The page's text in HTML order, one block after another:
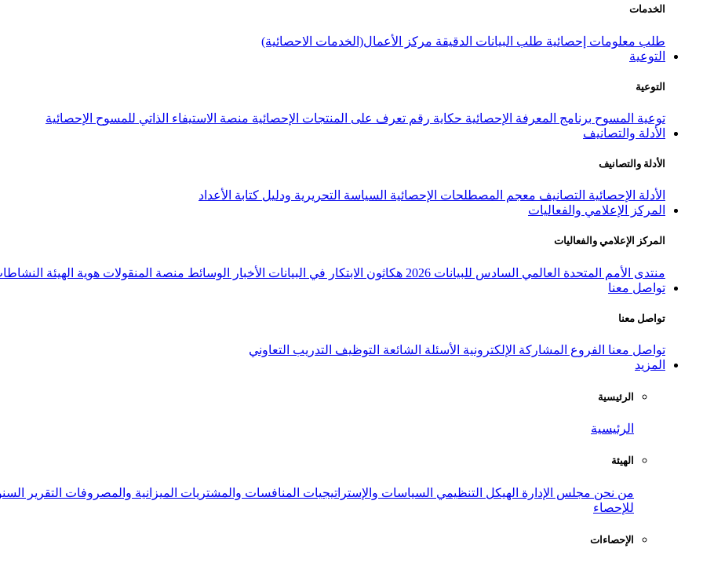
الخدمات
طلب معلومات إحصائية طلب البيانات الدقيقة مركز الأعمال(الخدمات الاحصائية)
التوعية
التوعية
توعية المسوح برنامج المعرفة الإحصائية حكاية رقم تعرف على المنتجات الإحصائية منصة الاستيفاء الذاتي للمسوح الإحصائية
الأدلة والتصانيف
الأدلة والتصانيف
الأدلة الإحصائية التصانيف معجم المصطلحات الإحصائية السياسة التحريرية ودليل كتابة الأعداد
المركز الإعلامي والفعاليات
المركز الإعلامي والفعاليات
منتدى الأمم المتحدة العالمي السادس للبيانات 2026 هكاثون الابتكار في البيانات الأخبار الوسائط منصة المنقولات هوية الهيئة
تواصل معنا
تواصل معنا
تواصل معنا الفروع المشاركة الإلكترونية الأسئلة الشائعة التوظيف التدريب التعاوني
المزيد
الرئيسية
الرئيسية
الهيئة
من نحن مجلس الإدارة الهيكل التنظيمي السياسات والإستراتيجيات المنافسات والمشتريات الميزانية والمصروفات التقرير
للإحصاء
الإحصاءات